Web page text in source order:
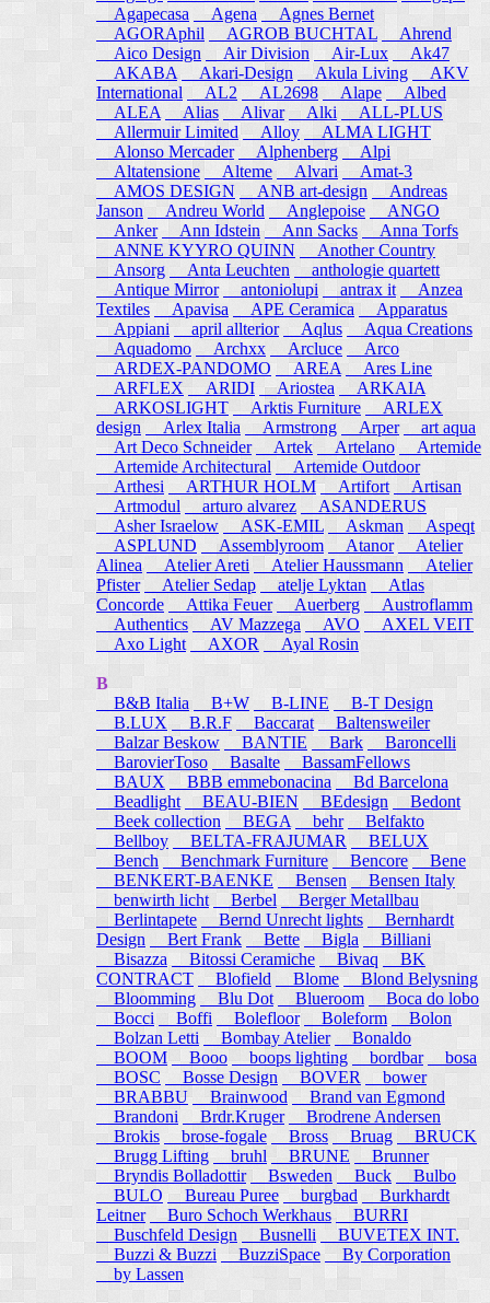
Agapecasa
Agena
Agnes Bernet
AGORAphil
AGROB BUCHTAL
Ahrend
Aico Design
Air Division Air-Lux
Ak47
AKABA
Akari-Design Akula Living
AKV
International
AL2 AL2698 Alape
Albed
ALEA
Alias Alivar Alki
ALL-PLUS
Allermuir Limited
Alloy
ALMA LIGHT
Alonso Mercader
Alphenberg
Alpi
Altatensione
Alteme Alvari
Amat-3
AMOS DESIGN
ANB art-design
Andreas
Janson
Andreu World Anglepoise
ANGO
Anker
Ann Idstein Ann Sacks
Anna Torfs
ANNE KYYRO QUINN
Another Country
Ansorg
Anta Leuchten
anthologie quartett
Antique Mirror
antoniolupi antrax it
Anzea
Textiles
Apavisa APE Ceramica
Apparatus
Appiani
april allterior Aqlus Aqua Creations
Aquadomo
Archxx Arcluce
Arco
ARDEX-PANDOMO
AREA
Ares Line
ARFLEX
ARIDI Ariostea
ARKAIA
ARKOSLIGHT
Arktis Furniture
ARLEX
design
Arlex Italia Armstrong Arper
art aqua
Art Deco Schneider
Artek Artelano
Artemide
Artemide Architectural
Artemide Outdoor
Arthesi
ARTHUR HOLM Artifort
Artisan
Artmodul
arturo alvarez
ASANDERUS
Asher Israelow
ASK-EMIL Askman
Aspeqt
ASPLUND
Assemblyroom Atanor
Atelier
Alinea
Atelier Areti Atelier Haussmann
Atelier
Pfister
Atelier Sedap atelje Lyktan
Atlas
Concorde
Attika Feuer Auerberg
Austroflamm
Authentics
AV Mazzega AVO
AXEL VEIT
Axo Light
AXOR Ayal Rosin
B
B&B Italia
B+W B-LINE
B-T Design
B.LUX
B.R.F Baccarat
Baltensweiler
Balzar Beskow
BANTIE Bark
Baroncelli
BarovierToso
Basalte
BassamFellows
BAUX
BBB emmebonacina
Bd Barcelona
Beadlight
BEAU-BIEN BEdesign
Bedont
Beek collection
BEGA behr
Belfakto
Bellboy
BELTA-FRAJUMAR
BELUX
Bench
Benchmark Furniture Bencore
Bene
BENKERT-BAENKE
Bensen
Bensen Italy
benwirth licht
Berbel
Berger Metallbau
Berlintapete
Bernd Unrecht lights
Bernhardt
Design
Bert Frank Bette Bigla
Billiani
Bisazza
Bitossi Ceramiche Bivaq
BK
CONTRACT
Blofield Blome Blond Belysning
Bloomming
Blu Dot Blueroom
Boca do lobo
Bocci
Boffi Bolefloor Boleform
Bolon
Bolzan Letti
Bombay Atelier
Bonaldo
BOOM
Booo boops lighting bordbar
bosa
BOSC
Bosse Design BOVER
bower
BRABBU
Brainwood
Brand van Egmond
Brandoni
Brdr.Kruger
Brodrene Andersen
Brokis
brose-fogale Bross Bruag
BRUCK
Brugg Lifting
bruhl BRUNE
Brunner
Bryndis Bolladottir
Bsweden Buck
Bulbo
BULO
Bureau Puree burgbad
Burkhardt
Leitner
Buro Schoch Werkhaus
BURRI
Buschfeld Design
Busnelli
BUVETEX INT.
Buzzi & Buzzi
BuzziSpace By Corporation
by Lassen